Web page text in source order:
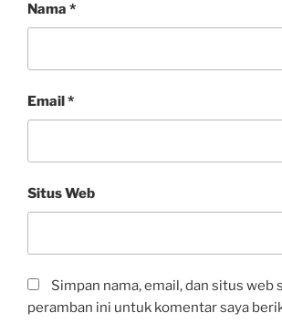
Nama *
Email*
Situs Web
Simpan nama, email, dan situs web
peramban ini untuk komentar saya